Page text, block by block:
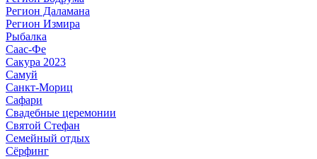
Регион Даламана
Регион Измира
Рыбалка
Саас-Фе
Сакура 2023
Самуй
Санкт-Мориц
Сафари
Свадебные церемонии
Святой Стефан
Семейный отдых
Сёрфинг